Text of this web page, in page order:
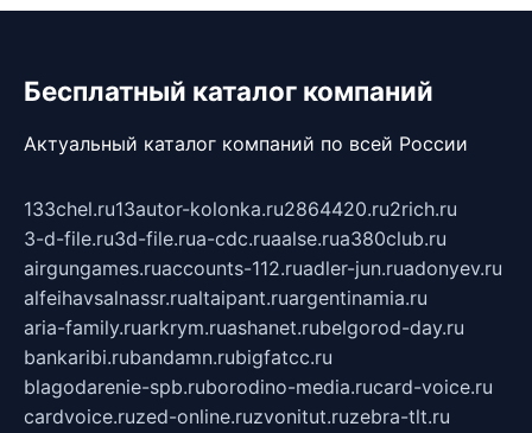
Бесплатный каталог компаний
Актуальный каталог компаний по всей России
133chel.ru13autor-kolonka.ru2864420.ru2rich.ru
3-d-file.ru3d-file.rua-cdc.ruaalse.rua380club.ru
airgungames.ruaccounts-112.ruadler-jun.ruadonyev.ru
alfeihavsalnassr.rualtaipant.ruargentinamia.ru
aria-family.ruarkrym.ruashanet.rubelgorod-day.ru
bankaribi.rubandamn.rubigfatcc.ru
blagodarenie-spb.ruborodino-media.rucard-voice.ru
cardvoice.ruzed-online.ruzvonitut.ruzebra-tlt.ru